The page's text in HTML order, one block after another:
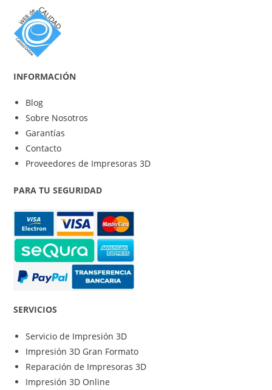
INFORMACIÓN
Blog
Sobre Nosotros
Garantías
Contacto
Proveedores de Impresoras 3D
PARA TU SEGURIDAD
SERVICIOS
Servicio de Impresión 3D
Impresión 3D Gran Formato
Reparación de Impresoras 3D
Impresión 3D Online